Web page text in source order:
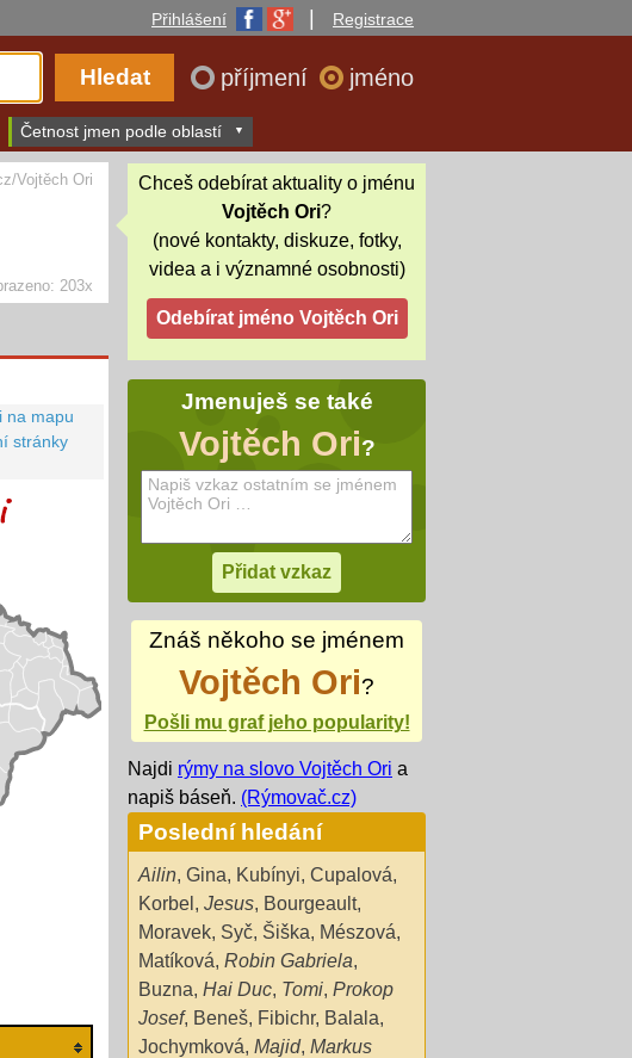
Přihlášení Registrace
příjmení jméno
Četnost jmen podle oblastí
203x
Vojtěch Ori
na mapu
stránky
Chceš odebírat aktuality o jménu
Vojtěch Ori?
(nové kontakty, diskuze, fotky,
videa a i významné osobnosti)
Jmenuješ se také
Vojtěch Ori?
Znáš někoho se jménem
Vojtěch Ori?
Pošli mu graf jeho popularity!
Najdi rýmy na slovo Vojtěch Ori a
napiš báseň. (Rýmovač.cz)
Poslední hledání
Ailin, Gina, Kubínyi, Cupalová,
Korbel , Jesus, Bourgeault,
Moravek, Syč, Šiška, Mészová,
Matíková, Robin Gabriela,
Buzna, Hai Duc, Tomi, Prokop
Josef, Beneš, Fibichr, Balala,
Jochymková, Majid, Markus